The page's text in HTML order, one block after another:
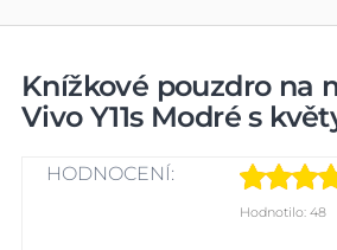
Knížkové pouzdro na
Vivo Y11s Modré s
HODNOCENÍ:
Hodnotilo: 48